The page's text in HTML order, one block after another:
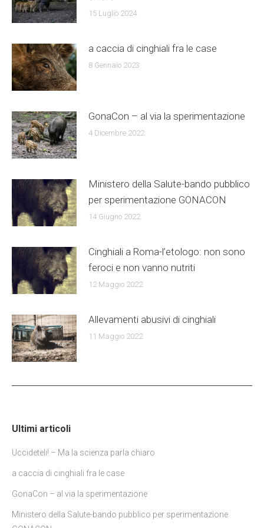
15 Luglio 2024
a caccia di cinghiali fra le case
8 Gennaio 2023
GonaCon – al via la sperimentazione
4 Dicembre 2022
Ministero della Salute-bando pubblico
per sperimentazione GONACON
14 Giugno 2022
Cinghiali a Roma-l’etologo: non sono
feroci e non vanno nutriti
12 Maggio 2022
Allevamenti abusivi di cinghiali
11 Maggio 2022
Ultimi articoli
Uccideteli! – Ma la scienza parla chiaro
a caccia di cinghiali fra le case
GonaCon – al via la sperimentazione
Ministero della Salute-bando pubblico per sperimentazione